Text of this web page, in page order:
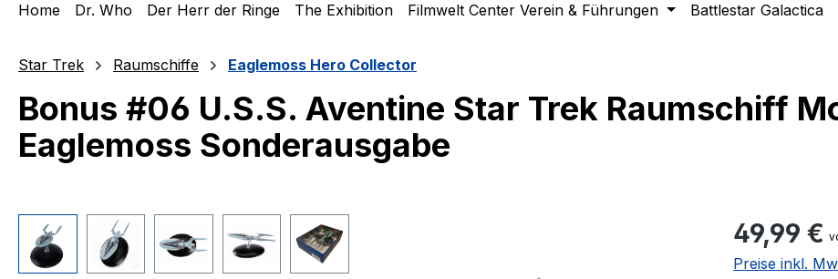
Home Dr. Who Der Herr der Ringe The Exhibition Filmwelt Center Verein & Führungen Battlestar Galactica
Star Trek Raumschiffe Eaglemoss Hero Collector
Bonus #06 U.S.S. Aventine Star Trek Raumschiff
Eaglemoss Sonderausgabe
Regulärer Preis:
49,99 €
Preise inkl.